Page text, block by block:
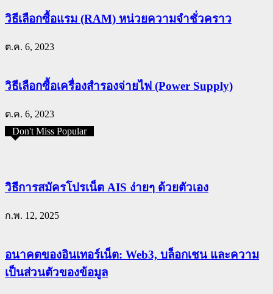
วิธีเลือกซื้อแรม (RAM) หน่วยความจำชั่วคราว
ต.ค. 6, 2023
วิธีเลือกซื้อเครื่องสำรองจ่ายไฟ (Power Supply)
ต.ค. 6, 2023
Don't Miss Popular
วิธีการสมัครโปรเน็ต AIS ง่ายๆ ด้วยตัวเอง
ก.พ. 12, 2025
อนาคตของอินเทอร์เน็ต: Web3, บล็อกเชน และความ
เป็นส่วนตัวของข้อมูล